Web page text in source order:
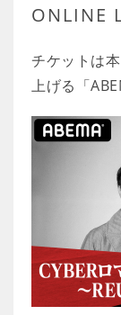
ONLINE
チケットは
上げる「